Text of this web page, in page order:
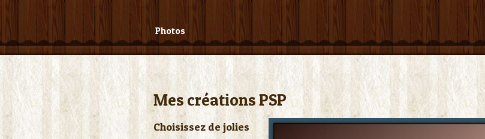
Photos
Mes créations PSP
Choisissez de jolies